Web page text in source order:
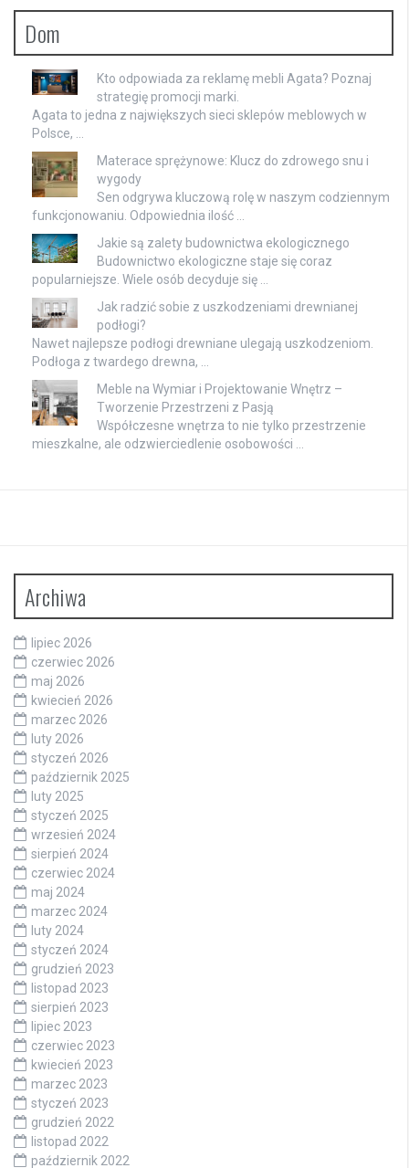
Dom
Kto odpowiada za reklamę mebli Agata? Poznaj
strategię promocji marki.
Agata to jedna z największych sieci sklepów meblowych w
Polsce, …
Materace sprężynowe: Klucz do zdrowego snu i
wygody
Sen odgrywa kluczową rolę w naszym codziennym
funkcjonowaniu. Odpowiednia ilość …
Jakie są zalety budownictwa ekologicznego
Budownictwo ekologiczne staje się coraz
popularniejsze. Wiele osób decyduje się …
Jak radzić sobie z uszkodzeniami drewnianej
podłogi?
Nawet najlepsze podłogi drewniane ulegają uszkodzeniom.
Podłoga z twardego drewna, …
Meble na Wymiar i Projektowanie Wnętrz –
Tworzenie Przestrzeni z Pasją
Współczesne wnętrza to nie tylko przestrzenie
mieszkalne, ale odzwierciedlenie osobowości …
Archiwa
lipiec 2026
czerwiec 2026
maj 2026
kwiecień 2026
marzec 2026
luty 2026
styczeń 2026
październik 2025
luty 2025
styczeń 2025
wrzesień 2024
sierpień 2024
czerwiec 2024
maj 2024
marzec 2024
luty 2024
styczeń 2024
grudzień 2023
listopad 2023
sierpień 2023
lipiec 2023
czerwiec 2023
kwiecień 2023
marzec 2023
styczeń 2023
grudzień 2022
listopad 2022
październik 2022